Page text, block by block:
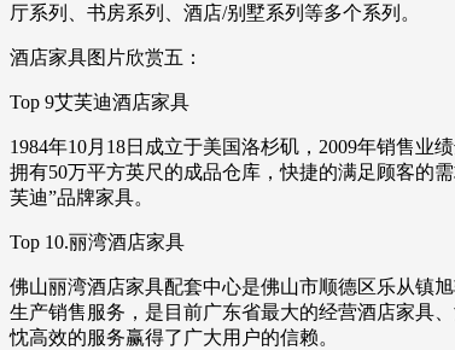
厅系列、书房系列、酒店/别墅系列等多个系列。
酒店家具图片欣赏五：
Top 9艾芙迪酒店家具
1984年10月18日成立于美国洛杉矶，2009年销售
拥有50万平方英尺的成品仓库，快捷的满足顾客的
芙迪”品牌家具。
Top 10.丽湾酒店家具
佛山丽湾酒店家具配套中心是佛山市顺德区乐从镇
生产销售服务，是目前广东省最大的经营酒店家具
忱高效的服务赢得了广大用户的信赖。